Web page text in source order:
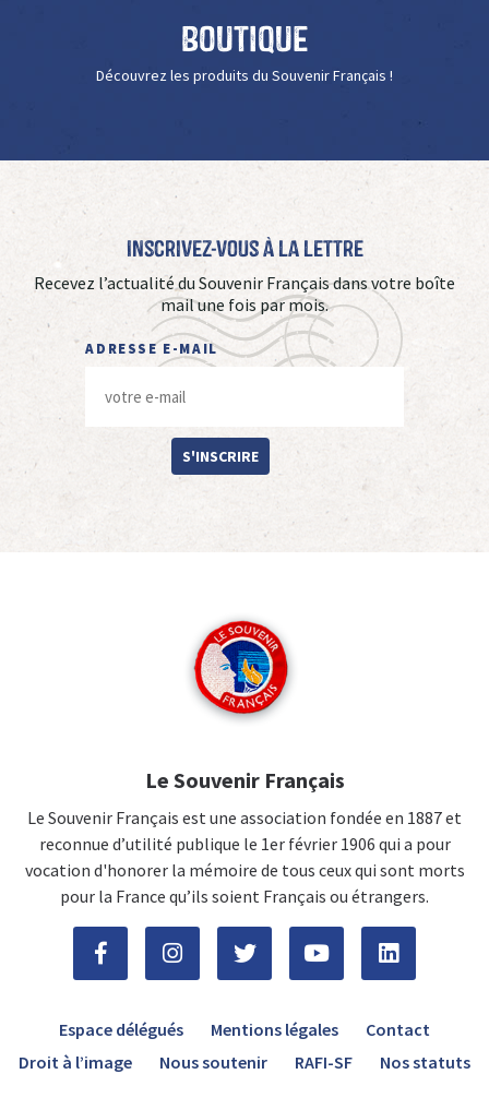
Boutique
Découvrez les produits du Souvenir Français !
Inscrivez-vous à La Lettre
Recevez l’actualité du Souvenir Français dans votre boîte
mail une fois par mois.
ADRESSE E-MAIL
S'INSCRIRE
Le Souvenir Français
Le Souvenir Français est une association fondée en 1887 et
reconnue d’utilité publique le 1er février 1906 qui a pour
vocation d'honorer la mémoire de tous ceux qui sont morts
pour la France qu’ils soient Français ou étrangers.
Espace délégués Mentions légales
Contact
Droit à l’image
Nous soutenir RAFI-SF Nos statuts